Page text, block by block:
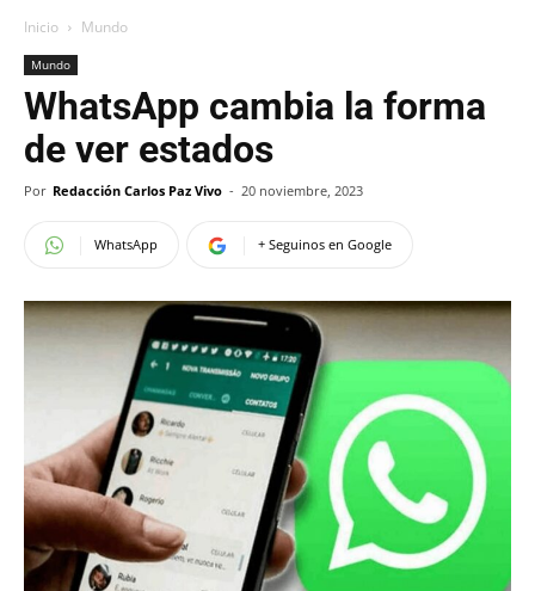
Inicio Mundo
Mundo
WhatsApp cambia la forma
de ver estados
Por Redacción Carlos Paz Vivo - 20 noviembre, 2023
WhatsApp + Seguinos en Google